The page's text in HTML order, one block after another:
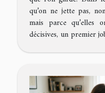
qu’on ne jette pas,
mais parce qu’elles
décisives, un premier